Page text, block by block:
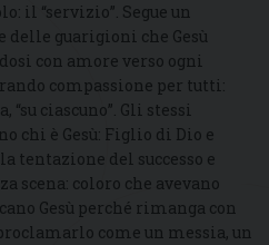
il “servizio”. Segue un
guarigioni che Gesù
con amore verso ogni
compassione per tutti:
ciascuno”. Gli stessi
chi è Gesù: Figlio di Dio e
tentazione del successo e
scena: coloro che avevano
Gesù perché rimanga con
come un messia, un